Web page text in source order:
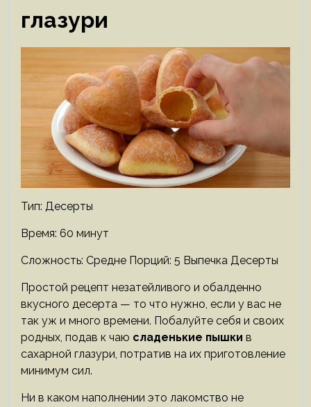
глазури
Тип: Десерты
Время: 60 минут
Сложность: Средне Порций: 5 Выпечка Десерты
Простой рецепт незатейливого и обалденно
вкусного десерта — то что нужно, если у вас не
так уж и много времени. Побалуйте себя и своих
родных, подав к чаю сладенькие пышки в
сахарной глазури, потратив на их приготовление
минимум сил.
Ни в каком наполнении это лакомство не